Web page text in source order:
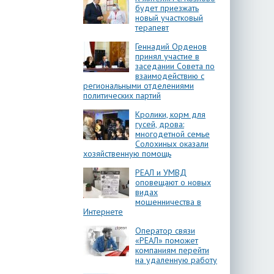
будет приезжать
новый участковый
терапевт
Геннадий Орденов
принял участие в
заседании Совета по
взаимодействию с
региональными отделениями
политических партий
Кролики, корм для
гусей, дрова:
многодетной семье
Солохиных оказали
хозяйственную помощь
РЕАЛ и УМВД
оповещают о новых
видах
мошенничества в
Интернете
Оператор связи
«РЕАЛ» поможет
компаниям перейти
на удаленную работу